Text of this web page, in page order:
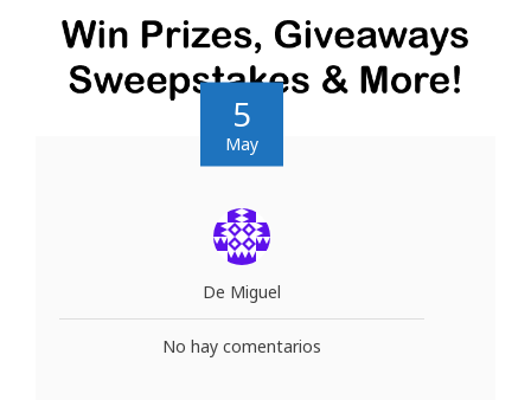
5
May
De Miguel
No hay comentarios